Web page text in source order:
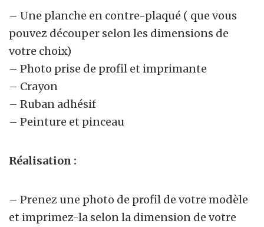
– Une planche en contre-plaqué ( que vous
pouvez découper selon les dimensions de
votre choix)
– Photo prise de profil et imprimante
– Crayon
– Ruban adhésif
– Peinture et pinceau
Réalisation :
– Prenez une photo de profil de votre modèle
et imprimez-la selon la dimension de votre